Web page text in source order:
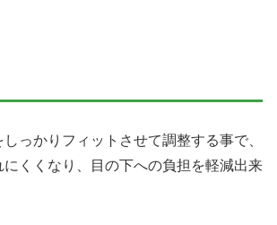
しっかりフィットさせて調整する事で、
にくくなり、目の下への負担を軽減出来